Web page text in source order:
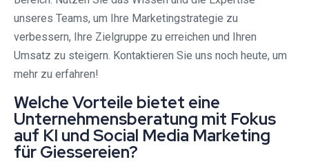
unseres Teams, um Ihre Marketingstrategie zu
verbessern, Ihre Zielgruppe zu erreichen und Ihren
Umsatz zu steigern. Kontaktieren Sie uns noch heute, um
mehr zu erfahren!
Welche Vorteile bietet eine
Unternehmensberatung mit Fokus
auf KI und Social Media Marketing
für Giessereien?